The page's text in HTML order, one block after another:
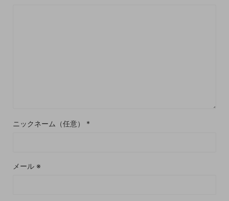
ニックネーム（任意） *
メール ※